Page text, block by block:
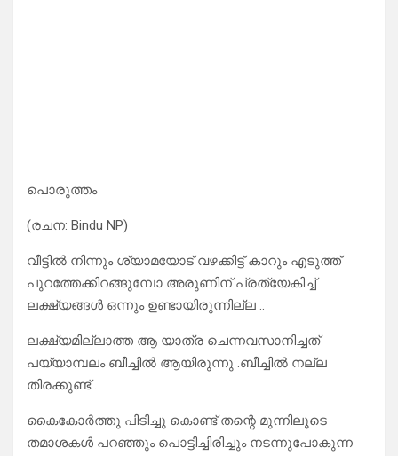
പൊരുത്തം
(രചന: Bindu NP)
വീട്ടിൽ നിന്നും ശ്യാമയോട് വഴക്കിട്ട് കാറും എടുത്ത്
പുറത്തേക്കിറങ്ങുമ്പോ അരുണിന് പ്രത്യേകിച്ച്
ലക്ഷ്യങ്ങൾ ഒന്നും ഉണ്ടായിരുന്നില്ല ..
ലക്ഷ്യമില്ലാത്ത ആ യാത്ര ചെന്നവസാനിച്ചത്
പയ്യാമ്പലം ബീച്ചിൽ ആയിരുന്നു .ബീച്ചിൽ നല്ല
തിരക്കുണ്ട് .
കൈകോർത്തു പിടിച്ചു കൊണ്ട് തന്റെ മുന്നിലൂടെ
തമാശകൾ പറഞ്ഞും പൊട്ടിച്ചിരിച്ചും നടന്നുപോകുന്ന